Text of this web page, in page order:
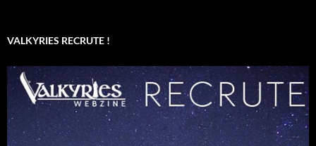
VALKYRIES RECRUTE !